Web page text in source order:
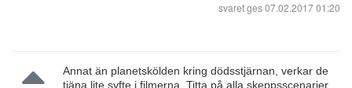
svaret ges07.02.2017 01:20
Annat än planetskölden kring dödsstjärnan, verkar de
tjäna lite syfte i filmerna. Titta på alla skeppsscenarier,